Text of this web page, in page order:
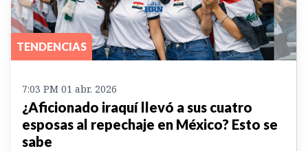
TENDENCIAS
7:03 PM 01 abr. 2026
¿Aficionado iraquí llevó a sus cuatro
esposas al repechaje en México? Esto se
sabe